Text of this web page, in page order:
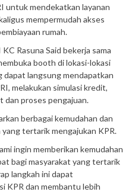
untuk mendekatkan layanan
mempermudah akses
rumah.
Rasuna Said bekerja sama
booth di lokasi-lokasi
langsung mendapatkan
melakukan simulasi kredit,
proses pengajuan.
berbagai kemudahan dan
tertarik mengajukan KPR.
ingin memberikan kemudahan
bagi masyarakat yang tertarik
langkah ini dapat
KPR dan membantu lebih